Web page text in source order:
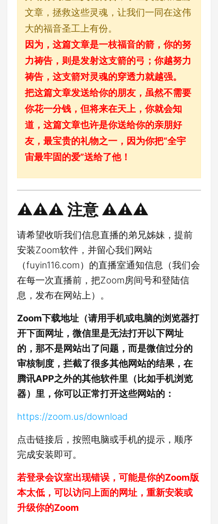
文章，拯救这些灵魂，让我们一同在这伟
大的福音圣工上有份。
因为，这篇文章是一枝福音的箭，你的努
力祷告，则是发射这支箭的弓；你越努力
祷告，这支箭对灵魂的穿透力就越强。
把这篇文章发送给你的朋友，虽然不需要
你花一分钱，但将来在天上，你就会知
道，这篇文章也许是你送给你的亲朋好
友，最宝贵的礼物之一，因为你把“全宇
宙最牢固的爱”送给了他！
⚠️⚠️⚠️ 注意 ⚠️⚠️⚠️
请希望收听我们信息直播的弟兄姊妹，提前
安装Zoom软件，并留心我们网站
（fuyin116.com）的直播室通知信息（我们会
在每一次直播前，把Zoom房间号和登陆信
息，发布在网站上）。
Zoom下载地址（请用手机或电脑的浏览器打
开下面网址，微信里是无法打开以下网址
的，那不是网站出了问题，而是微信过分的
审核制度，拦截了很多其他网站的结果，在
腾讯APP之外的其他软件里（比如手机浏览
器）里，你可以正常打开这些网站的：
https://zoom.us/download
点击链接后，按照电脑或手机的提示，顺序
完成安装即可。
若登录会议室出现错误，可能是你的Zoom版
本太低，可以访问上面的网址，重新安装或
升级你的Zoom